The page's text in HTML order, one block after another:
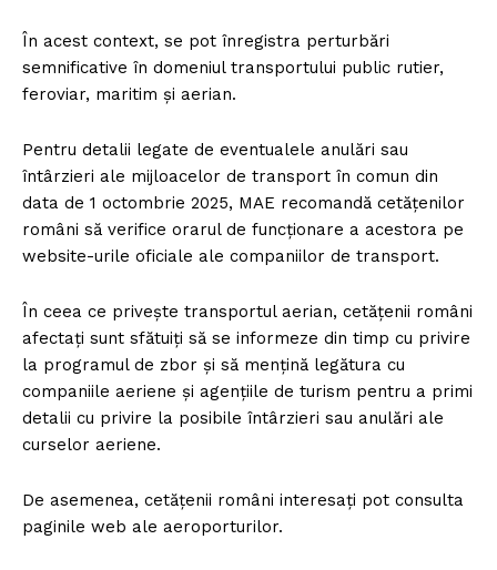
În acest context, se pot înregistra perturbări
semnificative în domeniul transportului public rutier,
feroviar, maritim și aerian.
Pentru detalii legate de eventualele anulări sau
întârzieri ale mijloacelor de transport în comun din
data de 1 octombrie 2025, MAE recomandă cetățenilor
români să verifice orarul de funcționare a acestora pe
website-urile oficiale ale companiilor de transport.
În ceea ce privește transportul aerian, cetățenii români
afectați sunt sfătuiți să se informeze din timp cu privire
la programul de zbor și să mențină legătura cu
companiile aeriene și agențiile de turism pentru a primi
detalii cu privire la posibile întârzieri sau anulări ale
curselor aeriene.
De asemenea, cetățenii români interesați pot consulta
paginile web ale aeroporturilor.